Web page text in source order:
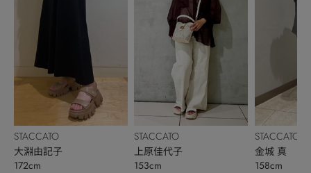
STACCATO
大淵由記子
172cm
STACCATO
上原佳代子
153cm
STACCATO
金城 真
158cm